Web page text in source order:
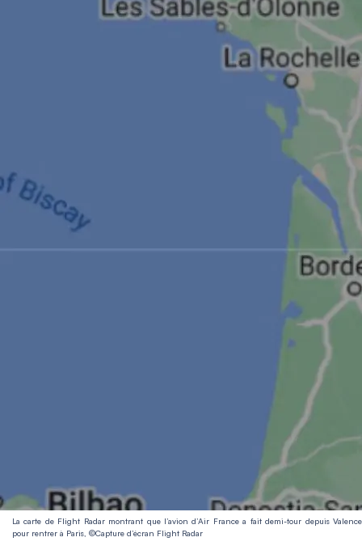
La carte de Flight Radar montrant que l’avion d’Air France a fait demi-tour depuis Valence
pour rentrer à Paris, ©Capture d’écran Flight Radar